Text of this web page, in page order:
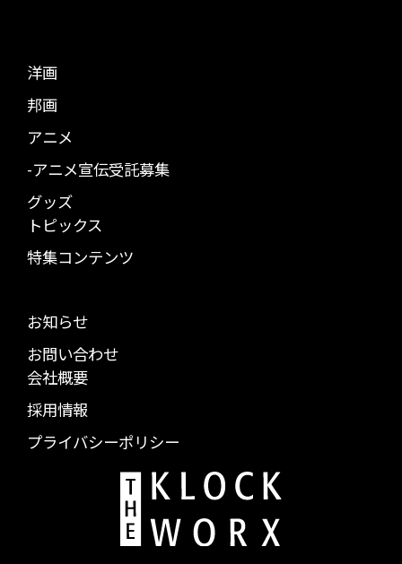
洋画
邦画
アニメ
-アニメ宣伝受託募集
グッズ
トピックス
特集コンテンツ
お知らせ
お問い合わせ
会社概要
採用情報
プライバシーポリシー